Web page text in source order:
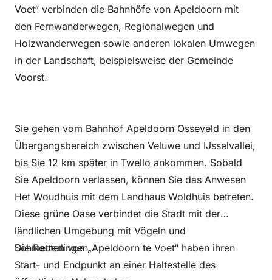
Voet“ verbinden die Bahnhöfe von Apeldoorn mit
den Fernwanderwegen, Regionalwegen und
Holzwanderwegen sowie anderen lokalen Umwegen
in der Landschaft, beispielsweise der Gemeinde
Voorst.
Sie gehen vom Bahnhof Apeldoorn Osseveld in den
Übergangsbereich zwischen Veluwe und IJsselvallei,
bis Sie 12 km später in Twello ankommen. Sobald
Sie Apeldoorn verlassen, können Sie das Anwesen
Het Woudhuis mit dem Landhaus Woldhuis betreten.
Diese grüne Oase verbindet die Stadt mit der
ländlichen Umgebung mit Vögeln und
Schmetterlingen.
Die Routen von „Apeldoorn te Voet“ haben ihren
Start- und Endpunkt an einer Haltestelle des